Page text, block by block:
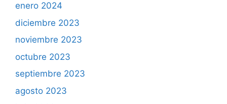
enero 2024
diciembre 2023
noviembre 2023
octubre 2023
septiembre 2023
agosto 2023